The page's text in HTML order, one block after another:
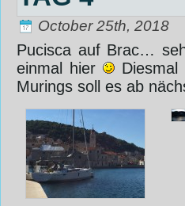
October 25th, 2018
Pucisca auf Brac…
einmal hier
Diesmal
Murings soll es ab